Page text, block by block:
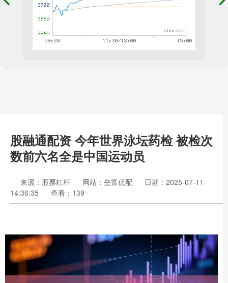
股融通配资 今年世界泳坛药检 被检次
数前六名全是中国运动员
来源：股票杠杆 网站：垒富优配
日期：2025-07-11
14:36:35
查看：139